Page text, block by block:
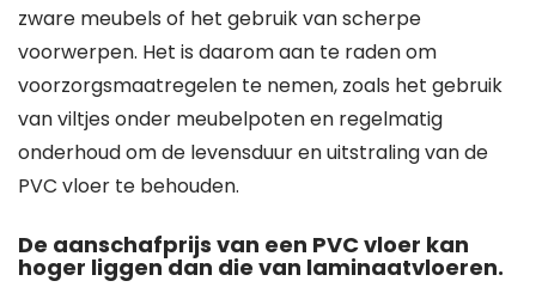
zware meubels of het gebruik van scherpe
voorwerpen. Het is daarom aan te raden om
voorzorgsmaatregelen te nemen, zoals het gebruik
van viltjes onder meubelpoten en regelmatig
onderhoud om de levensduur en uitstraling van de
PVC vloer te behouden.
De aanschafprijs van een PVC vloer kan
hoger liggen dan die van laminaatvloeren.